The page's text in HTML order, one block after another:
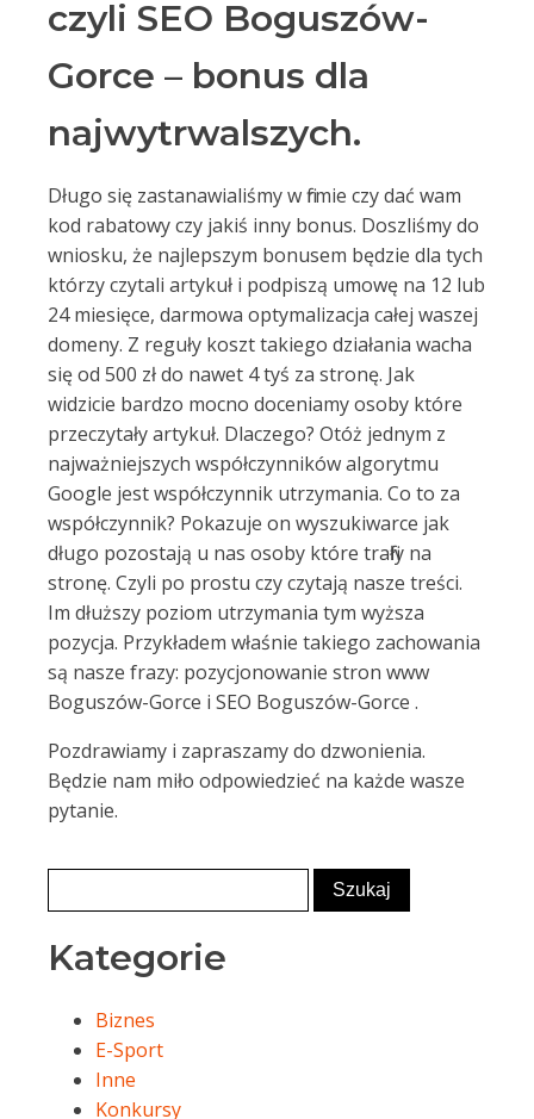
czyli SEO Boguszów-
Gorce – bonus dla
najwytrwalszych.
Długo się zastanawialiśmy w firmie czy dać wam
kod rabatowy czy jakiś inny bonus. Doszliśmy do
wniosku, że najlepszym bonusem będzie dla tych
którzy czytali artykuł i podpiszą umowę na 12 lub
24 miesięce, darmowa optymalizacja całej waszej
domeny. Z reguły koszt takiego działania wacha
się od 500 zł do nawet 4 tyś za stronę. Jak
widzicie bardzo mocno doceniamy osoby które
przeczytały artykuł. Dlaczego? Otóż jednym z
najważniejszych współczynników algorytmu
Google jest współczynnik utrzymania. Co to za
współczynnik? Pokazuje on wyszukiwarce jak
długo pozostają u nas osoby które trafiły na
stronę. Czyli po prostu czy czytają nasze treści.
Im dłuższy poziom utrzymania tym wyższa
pozycja. Przykładem właśnie takiego zachowania
są nasze frazy: pozycjonowanie stron www
Boguszów-Gorce i SEO Boguszów-Gorce .
Pozdrawiamy i zapraszamy do dzwonienia.
Będzie nam miło odpowiedzieć na każde wasze
pytanie.
Kategorie
Biznes
E-Sport
Inne
Konkursy